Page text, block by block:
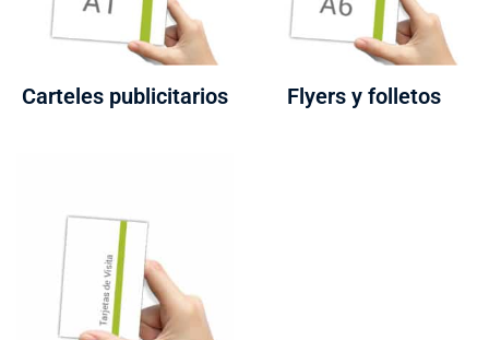
Carteles publicitarios Flyers y folletos